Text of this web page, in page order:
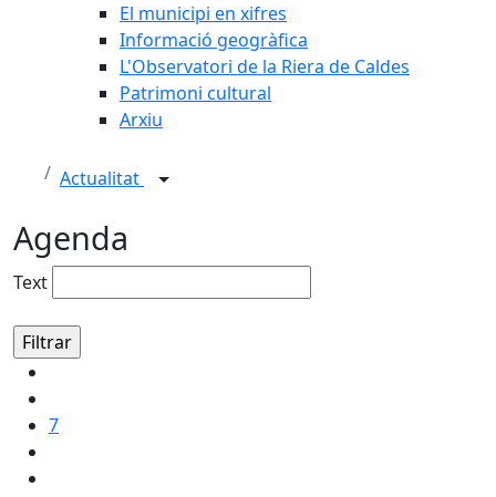
El municipi en xifres
Informació geogràfica
L'Observatori de la Riera de Caldes
Patrimoni cultural
Arxiu
Actualitat
Agenda
Text
7